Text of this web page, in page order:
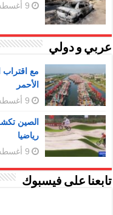
9 أغسطس، 2026
عربي و دولي
مع اقتراب
الأحمر
9 أغسطس، 2026
الصين
رياضيا
9 أغسطس، 2026
تابعنا على فيسبوك